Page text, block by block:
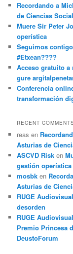
Recordando a
de Ciencias
Muere Sir Peter
operística
Seguimos
#Etxean????
Acceso gratuito
gure
Conferencia
transformación
RECENT
reas en
Asturias de
ASCVD Risk en
gestión operística
mosbk en
Asturias de
RUGE
desorden
RUGE
Premio Princesa
DeustoForum